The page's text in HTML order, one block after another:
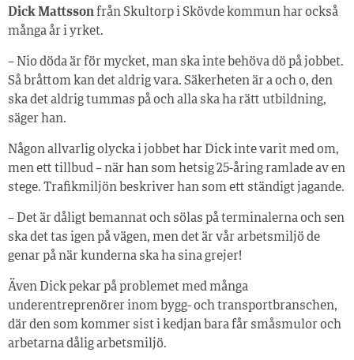
Dick Mattssonfrån Skultorp i Skövde kommun har också
många år i yrket.
– Nio döda är för mycket, man ska inte behöva dö på jobbet.
Så bråttom kan det aldrig vara. Säkerheten är a och o, den
ska det aldrig tummas på och alla ska ha rätt utbildning,
säger han.
Någon allvarlig olycka i jobbet har Dick inte varit med om,
men ett tillbud – när han som hetsig 25-åring ramlade av en
stege. Trafikmiljön beskriver han som ett ständigt jagande.
– Det är dåligt bemannat och sölas på terminalerna och sen
ska det tas igen på vägen, men det är vår arbetsmiljö de
genar på när kunderna ska ha sina grejer!
Även Dick pekar på problemet med många
underentreprenörer inom bygg- och transportbranschen,
där den som kommer sist i kedjan bara får småsmulor och
arbetarna dålig arbetsmiljö.